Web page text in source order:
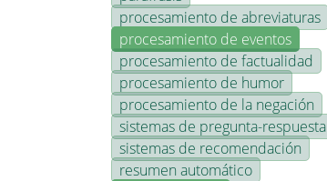
procesamiento de abreviaturas
procesamiento de eventos
procesamiento de factualidad
procesamiento de humor
procesamiento de la negación
sistemas de pregunta-respuesta
sistemas de recomendación
resumen automático